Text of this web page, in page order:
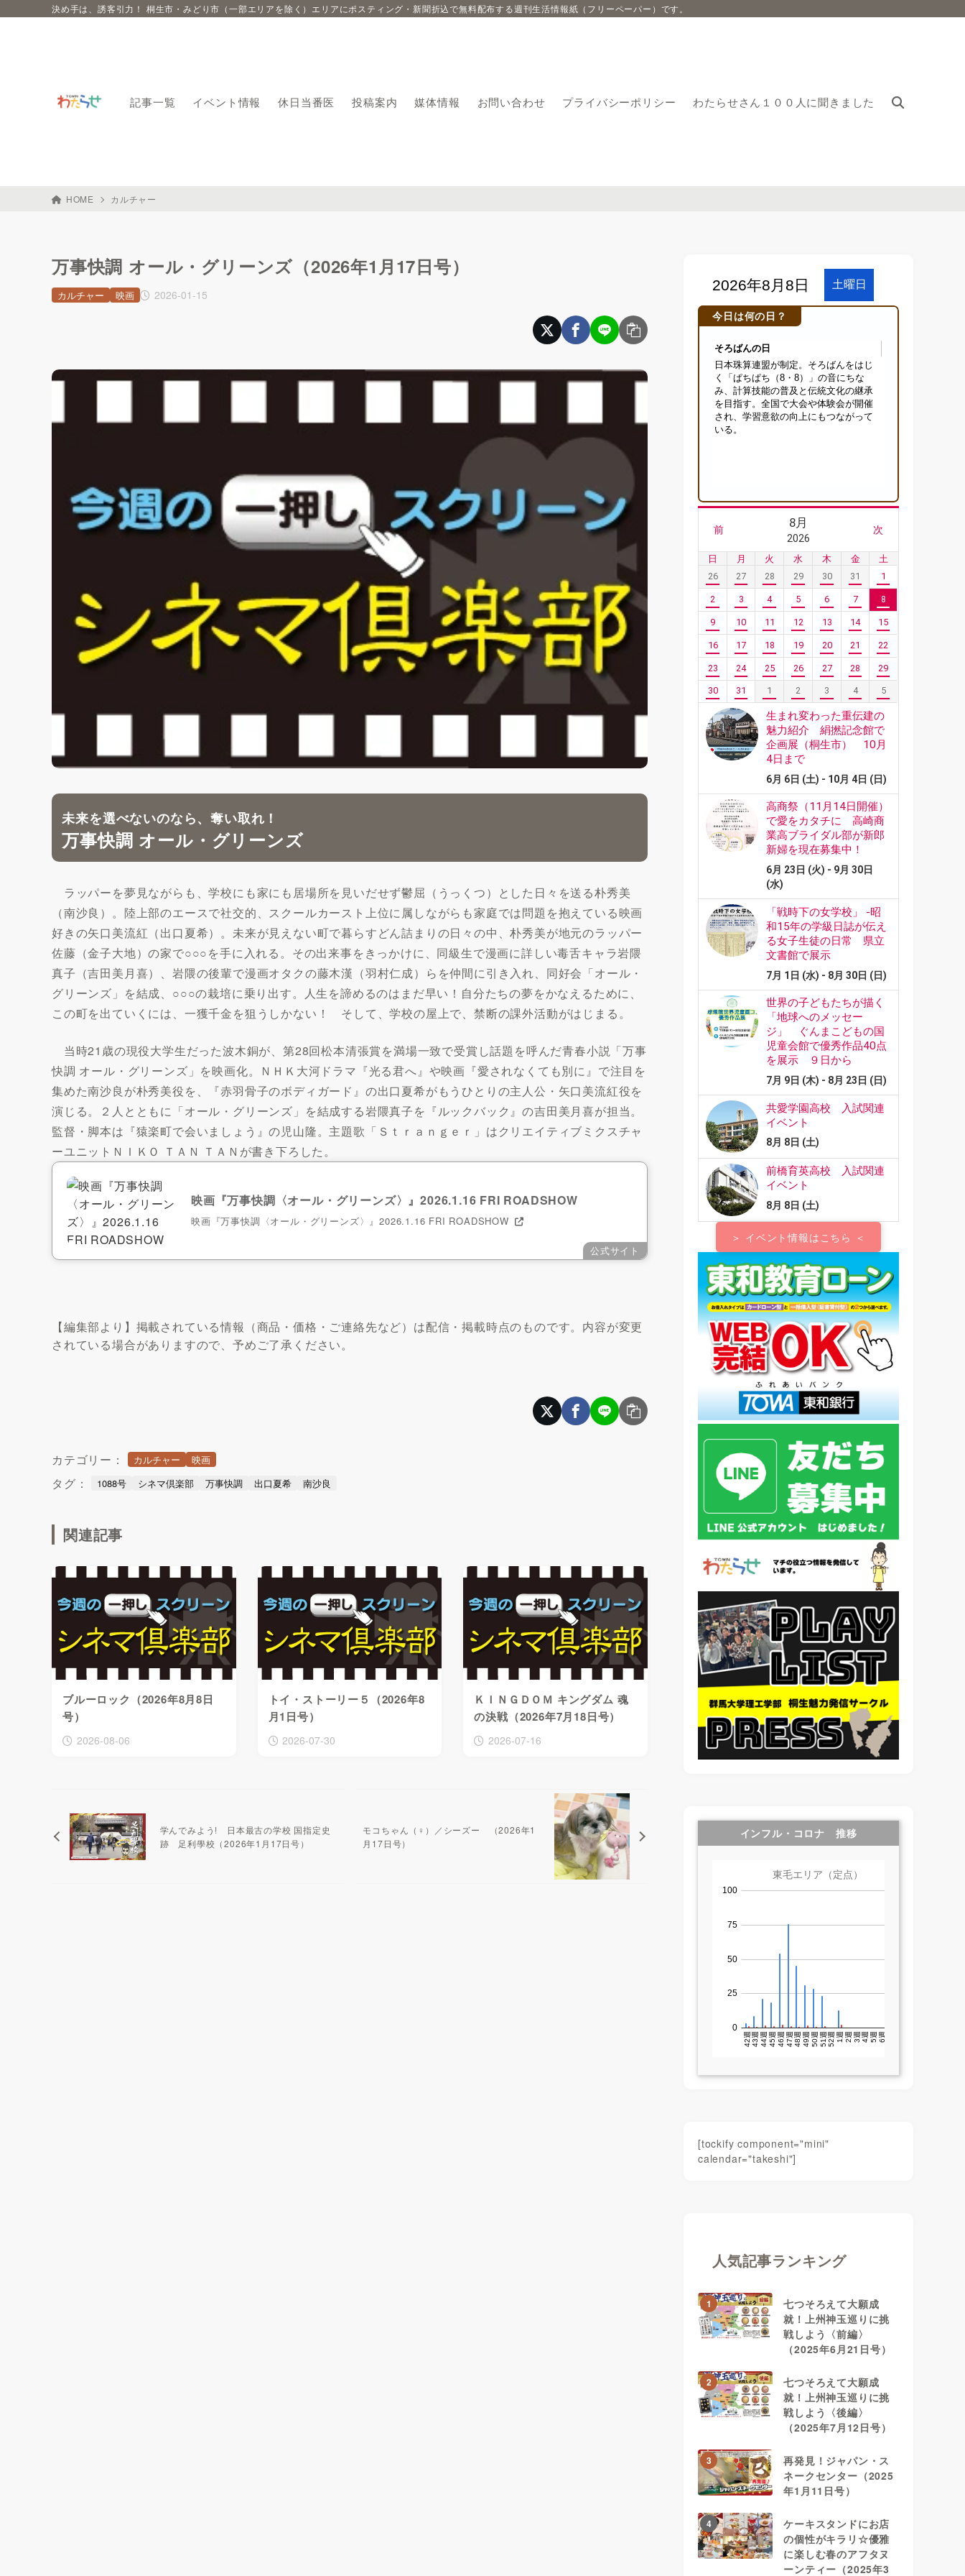
決め手は、誘客引力！ 桐生市・みどり市（一部エリアを除く）エリアにポスティング・新聞折込で無料配布する週刊生活情報紙（フリーペーパー）です。
記事一覧 イベント情報 休日当番医 投稿案内 媒体情報 お問い合わせ プライバシーポリシー わたらせさん１００人に聞きました
HOME カルチャー
万事快調 オール・グリーンズ（2026年1月17日号）
2026-01-15
カルチャー 映画
未来を選べないのなら、奪い取れ！
万事快調 オール・グリーンズ
ラッパーを夢見ながらも、学校にも家にも居場所を見いだせず鬱屈（うっくつ）とした日々を送る朴秀美
（南沙良）。陸上部のエースで社交的、スクールカースト上位に属しながらも家庭では問題を抱えている映画
好きの矢口美流紅（出口夏希）。未来が見えない町で暮らすどん詰まりの日々の中、朴秀美が地元のラッパー
佐藤（金子大地）の家で○○○を手に入れる。その出来事をきっかけに、同級生で漫画に詳しい毒舌キャラ岩隈
真子（吉田美月喜）、岩隈の後輩で漫画オタクの藤木漢（羽村仁成）らを仲間に引き入れ、同好会「オール・
グリーンズ」を結成、○○○の栽培に乗り出す。人生を諦めるのはまだ早い！自分たちの夢をかなえるために、
この町を出ていくには、一獲千金を狙うしかない！ そして、学校の屋上で、禁断の課外活動がはじまる。
当時21歳の現役大学生だった波木銅が、第28回松本清張賞を満場一致で受賞し話題を呼んだ青春小説「万事
快調 オール・グリーンズ」を映画化。ＮＨＫ大河ドラマ『光る君へ』や映画『愛されなくても別に』で注目を
集めた南沙良が朴秀美役を、『赤羽骨子のボディガード』の出口夏希がもうひとりの主人公・矢口美流紅役を
演じる。２人とともに「オール・グリーンズ」を結成する岩隈真子を『ルックバック』の吉田美月喜が担当。
監督・脚本は『猿楽町で会いましょう』の児山隆。主題歌「Ｓｔｒａｎｇｅｒ」はクリエイティブミクスチャ
ーユニットＮＩＫＯ ＴＡＮ ＴＡＮが書き下ろした。
公式サイト
映画『万事快調〈オール・グリーンズ〉』2026.1.16 FRI ROADSHOW
映画『万事快調〈オール・グリーンズ〉』2026.1.16 FRI ROADSHOW
【編集部より】掲載されている情報（商品・価格・ご連絡先など）は配信・掲載時点のものです。内容が変更
されている場合がありますので、予めご了承ください。
カテゴリー： カルチャー 映画
タグ： 1088号 シネマ倶楽部 万事快調 出口夏希 南沙良
関連記事
ブルーロック（2026年8月8日
号）
2026-08-06
トイ・ストーリー５（2026年8
月1日号）
2026-07-30
ＫＩＮＧＤＯＭ キングダム 魂
の決戦（2026年7月18日号）
2026-07-16
学んでみよう! 日本最古の学校 国指定史
跡 足利學校（2026年1月17日号）
モコちゃん（♀）／シーズー （2026年1
月17日号）
今日は何の日？
＞ イベント情報はこちら ＜
インフル・コロナ 推移
[tockify component="mini"
calendar="takeshi"]
人気記事ランキング
1
七つそろえて大願成
就！上州神玉巡りに挑
戦しよう〈前編〉
（2025年6月21日号）
2
七つそろえて大願成
就！上州神玉巡りに挑
戦しよう〈後編〉
（2025年7月12日号）
3
再発見！ジャパン・ス
ネークセンター（2025
年1月11日号）
4
ケーキスタンドにお店
の個性がキラリ☆優雅
に楽しむ春のアフタヌ
ーンティー（2025年3